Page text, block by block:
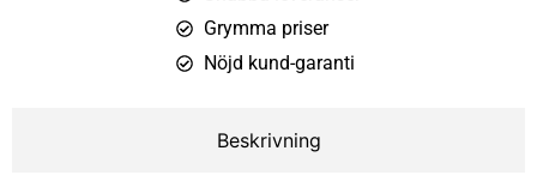
Grymma priser
Nöjd kund-garanti
Beskrivning